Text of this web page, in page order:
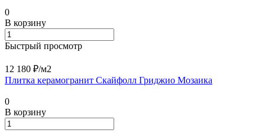
0
В корзину
Быстрый просмотр
12 180 ₽/м2
Плитка керамогранит Скайфолл Гриджио Мозаика
0
В корзину